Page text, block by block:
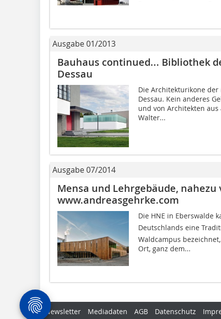
Ausgabe 01/2013
Bauhaus continued... Bibliothek
Dessau
Die Architekturikone
Dessau. Kein anderes
und von Architekten
Walter...
Ausgabe 07/2014
Mensa und Lehrgebäude,
www.andreasgehrke.com
Die HNE in Eberswalde
Deutschlands eine
Waldcampus
Ort, ganz dem...
Newsletter Mediadaten AGB Datenschutz